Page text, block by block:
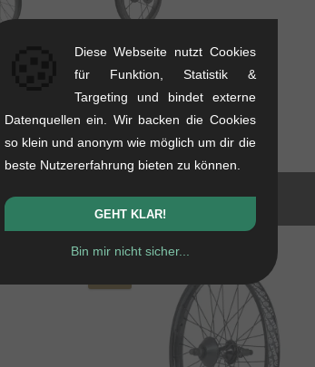
Hinterrad - 16 ZollvsUnited
Hinterrad - 18 Zoll
Diese Webseite nutzt Cookies
für Funktion, Statistik &
Targeting und bindet externe
Datenquellen ein. Wir backen die Cookies
so klein und anonym wie möglich um dir die
beste Nutzererfahrung bieten zu können.
GEHT KLAR!
Bin mir nicht sicher...